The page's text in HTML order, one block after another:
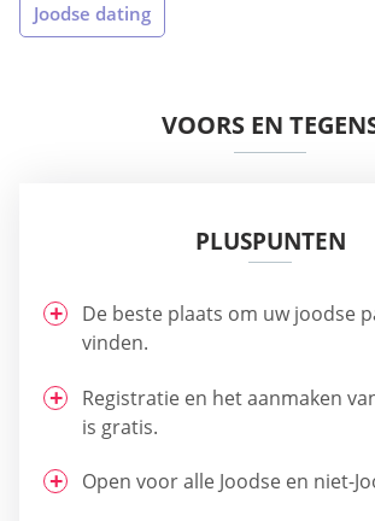
Joodse dating
VOORS EN
PLUSPUNTEN
De beste plaats om uw joodse
vinden.
Registratie en het aanmaken
is gratis.
Open voor alle Joodse en niet-